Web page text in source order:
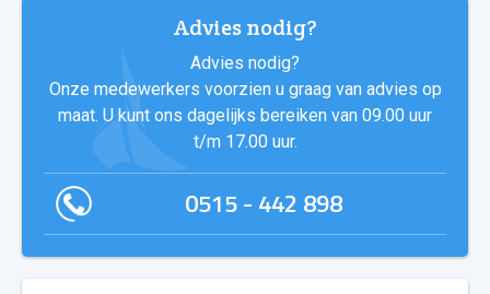
Advies nodig?
Advies nodig?
Onze medewerkers voorzien u graag van advies op
maat. U kunt ons dagelijks bereiken van 09.00 uur
t/m 17.00 uur.
0515 - 442 898